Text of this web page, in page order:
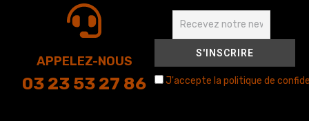
APPELEZ-NOUS
03 23 53 27 86 J'accepte la politique de